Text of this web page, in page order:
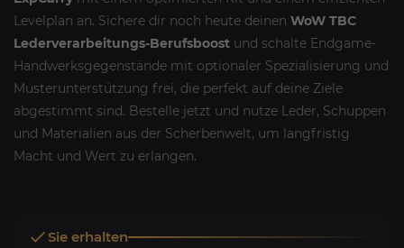
Levelplan an. Sichere dir noch heute deinen WoW TBC
Lederverarbeitungs-Berufsboost und schalte Endgame-
Handwerksgegenstände mit optionaler Spezialisierung und
Musterunterstützung frei, die perfekt auf deine Ziele
abgestimmt sind. Bestelle jetzt und nutze Leder, Schuppen
und Materialien aus der Scherbenwelt, um langfristig
Macht und Wert zu erlangen.
Sie erhalten